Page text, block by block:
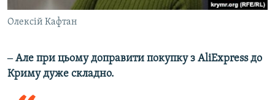
Олексій Кафтан
‒ Але при цьому доправити покупку з AliExpress до
Криму дуже складно.